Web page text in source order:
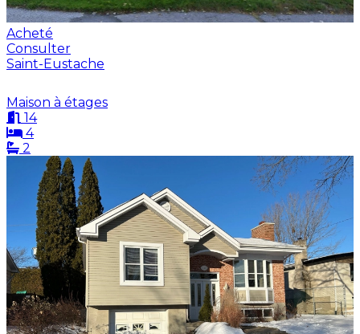
Acheté
Consulter
Saint-Eustache
Maison à étages
14
4
2